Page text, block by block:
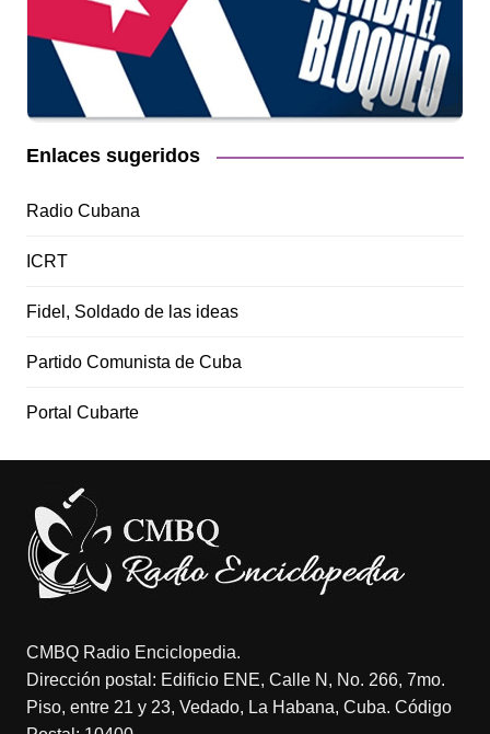
Enlaces sugeridos
Radio Cubana
ICRT
Fidel, Soldado de las ideas
Partido Comunista de Cuba
Portal Cubarte
CMBQ Radio Enciclopedia.
Dirección postal: Edificio ENE, Calle N, No. 266, 7mo.
Piso, entre 21 y 23, Vedado, La Habana, Cuba. Código